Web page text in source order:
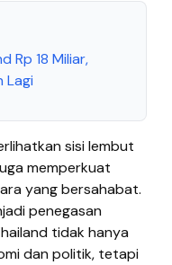
Rp 18 Miliar,
Lagi
sisi lembut
memperkuat
yang bersahabat.
penegasan
tidak hanya
dan politik, tetapi